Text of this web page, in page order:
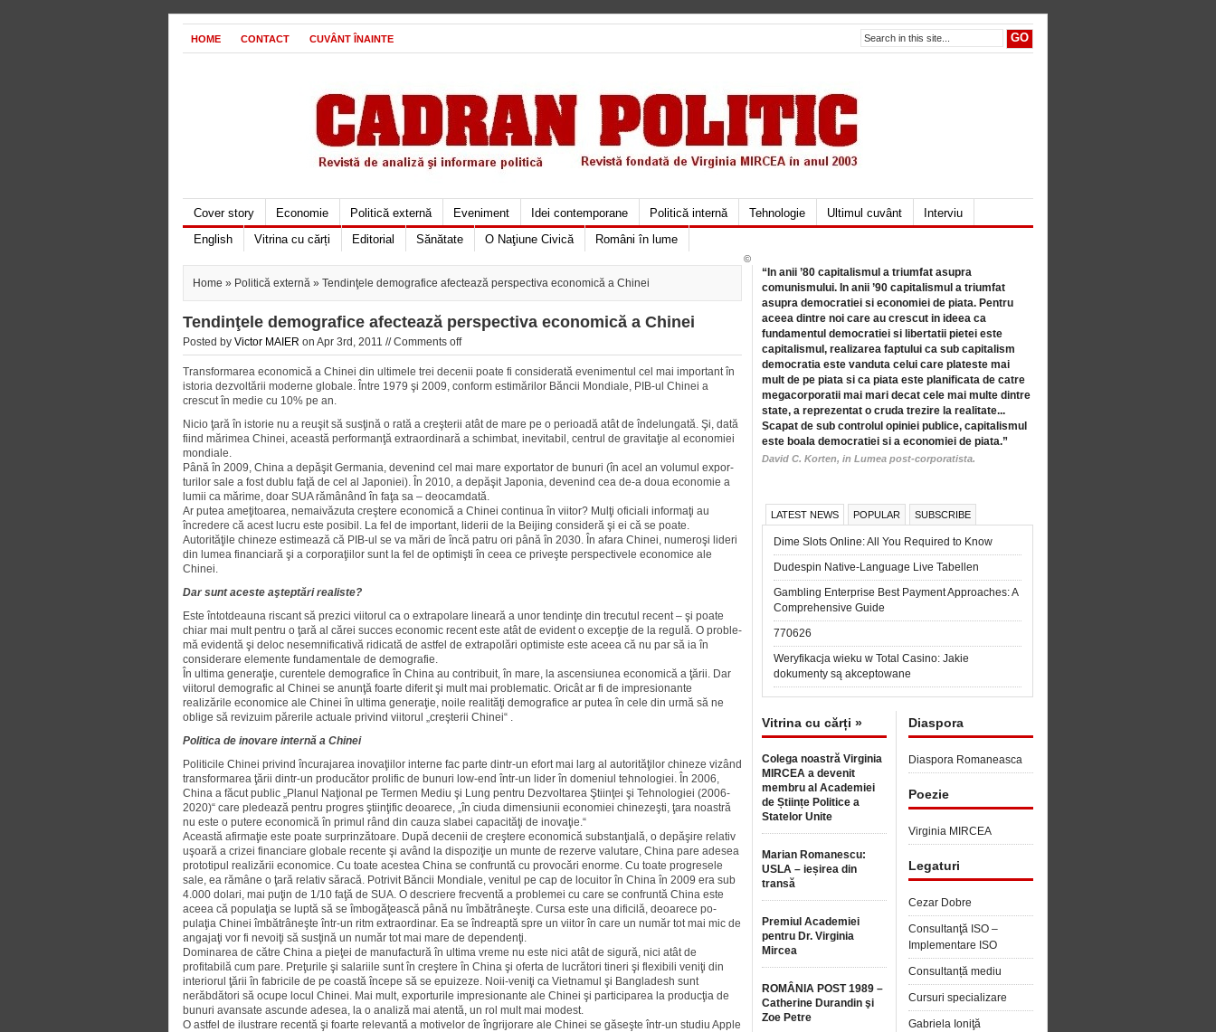
HOME CONTACT CUVÂNT ÎNAINTE
Cover story Economie Politică externă Eveniment Idei contemporane Politică internă Tehnologie Ultimul cuvânt
Interviu
English
Vitrina cu cărți Editorial Sănătate O Naţiune Civică Români în lume
Home » Politică externă » Tendinţele demografice afectează perspectiva economică a Chinei
Tendinţele demografice afectează perspectiva economică a Chinei
Posted by Victor MAIER on Apr 3rd, 2011 //Comments off
Transformarea economică a Chinei din ultimele trei decenii poate fi considerată evenimentul cel mai important în
istoria dezvoltării moderne globale. Între 1979 şi 2009, conform estimărilor Băncii Mondiale, PIB-ul Chinei a
crescut în medie cu 10% pe an.
Nicio ţară în istorie nu a reuşit să susţină o rată a creşterii atât de mare pe o perioadă atât de îndelungată. Şi, dată
fiind mă­rimea Chinei, această performanţă ex­trao­rdinară a schimbat, inevitabil, cen­trul de gravitaţie al economiei
mon­diale.
Până în 2009, China a depăşit Ger­mania, devenind cel mai mare expor­ta­tor de bunuri (în acel an volumul expor­
turilor sale a fost dublu faţă de cel al Japoniei). În 2010, a depăşit Japonia, devenind cea de-a doua economie a
lumii ca mărime, doar SUA rămânând în faţa sa – deocamdată.
Ar putea ameţitoarea, nemaivăzuta creştere economică a Chinei continua în viitor? Mulţi oficiali informaţi au
încredere că acest lucru este posibil. La fel de important, liderii de la Beijing consideră şi ei că se poate.
Autorităţile chineze estimează că PIB-ul se va mări de încă patru ori până în 2030. În afara Chinei, numeroşi lideri
din lumea finan­ciară şi a corporaţiilor sunt la fel de opti­mişti în ceea ce priveşte pers­pec­ti­vele economice ale
Chinei.
Dar sunt aceste aşteptări realiste?
Este întotdeauna riscant să prezici viitorul ca o extrapolare lineară a unor tendinţe din trecutul recent – şi poate
chiar mai mult pentru o ţară al cărei succes economic recent este atât de evident o excepţie de la regulă. O pro­ble­
mă evidentă şi deloc nesemni­ficati­vă ridicată de astfel de extrapolări optimiste este aceea că nu par să ia în
considerare elemente fundamentale de demografie.
În ultima generaţie, curentele de­mo­grafice în China au contribuit, în mare, la ascensiunea economică a ţării. Dar
viitorul demografic al Chinei se anunţă foarte diferit şi mult mai pro­blematic. Oricât ar fi de impresionante
realizările economice ale Chinei în ulti­ma generaţie, noile realităţi demo­gra­fice ar putea în cele din urmă să ne
obli­ge să revizuim părerile actuale privind viitorul „creşterii Chinei“ .
Politica de inovare internă a Chinei
Politicile Chinei privind încurajarea inovaţiilor interne fac parte dintr-un efort mai larg al autorităţilor chineze vizând
transformarea ţării dintr-un pro­ducător prolific de bunuri low-end într-un lider în domeniul tehnologiei. În 2006,
China a făcut public „Planul Na­ţional pe Termen Mediu şi Lung pentru Dezvoltarea Ştiinţei şi Tehnologiei (2006-
2020)“ care pledează pentru progres ştiinţific deoarece, „în ciuda dimensiunii economiei chinezeşti, ţara noastră
nu este o putere economică în primul rând din cauza slabei capacităţi de inovaţie.“
Această afirmaţie este poate sur­prin­zătoare. După decenii de creştere economică substanţială, o depăşire re­lativ
uşoară a crizei financiare globale recente şi având la dispoziţie un munte de rezerve valutare, China pare adesea
prototipul realizării economice. Cu toa­te acestea China se confruntă cu pro­vo­cări enorme. Cu toate progresele
sale, ea rămâne o ţară relativ săracă. Potrivit Băncii Mondiale, venitul pe cap de locuitor în China în 2009 era sub
4.000 dolari, mai puţin de 1/10 faţă de SUA. O descriere frecventă a proble­mei cu care se confruntă China este
ace­ea că populaţia se luptă să se îmbogăţească până nu îmbătrâneşte. Cursa este una dificilă, deoarece po­
pulaţia Chinei îmbătrâneşte într-un ritm extraordinar. Ea se îndreaptă spre un viitor în care un număr tot mai mic de
angajaţi vor fi nevoiţi să susţină un număr tot mai mare de dependenţi.
Dominarea de către China a pieţei de manufactură în ultima vreme nu este nici atât de sigură, nici atât de
profitabilă cum pare. Preţurile şi salariile sunt în creştere în China şi ofer­ta de lucrători tineri şi flexibili veniţi din
interiorul ţării în fabricile de pe coastă începe să se epuizeze. Noii-veniţi ca Vietnamul şi Bangladesh sunt
nerăbdători să ocupe locul Chinei. Mai mult, exporturile impresionante ale Chinei şi participarea la producţia de
bunuri avansate ascunde adesea, la o analiză mai atentă, un rol mult mai modest.
O astfel de ilustrare recentă şi foarte relevantă a motivelor de îngri­jo­rare ale Chinei se găseşte într-un stu­diu Apple
“In anii ’80 capitalismul a triumfat asupra
comunismului. In anii ’90 capitalismul a triumfat
asupra democratiei si economiei de piata. Pentru
aceea dintre noi care au crescut in ideea ca
fundamentul democratiei si libertatii pietei este
capitalismul, realizarea faptului ca sub capitalism
democratia este vanduta celui care plateste mai
mult de pe piata si ca piata este planificata de catre
megacorporatii mai mari decat cele mai multe dintre
state, a reprezentat o cruda trezire la realitate...
Scapat de sub controlul opiniei publice, capitalismul
este boala democratiei si a economiei de piata.”
David C. Korten, in Lumea post-corporatista.
LATEST NEWS POPULAR SUBSCRIBE
Dime Slots Online: All You Required to Know
Dudespin Native-Language Live Tabellen
Gambling Enterprise Best Payment Approaches: A
Comprehensive Guide
770626
Weryfikacja wieku w Total Casino: Jakie
dokumenty są akceptowane
Vitrina cu cărți »
Colega noastră Virginia
MIRCEA a devenit
membru al Academiei
de Științe Politice a
Statelor Unite
Marian Romanescu:
USLA – ieșirea din
transă
Premiul Academiei
pentru Dr. Virginia
Mircea
ROMÂNIA POST 1989 –
Catherine Durandin şi
Zoe Petre
Diaspora
Diaspora Romaneasca
Poezie
Virginia MIRCEA
Legaturi
Cezar Dobre
Consultanţă ISO –
Implementare ISO
Consultanță mediu
Cursuri specializare
Gabriela Ioniţă
©